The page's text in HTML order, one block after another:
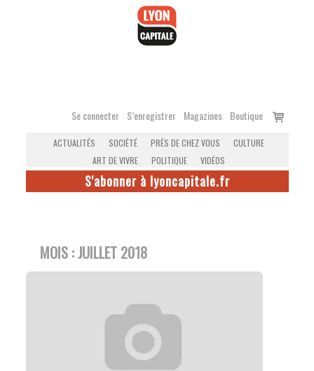
Se connecter S’enregistrer Magazines Boutique
Voir
ACTUALITÉS SOCIÉTÉ PRÈS DE CHEZ VOUS
CULTURE
ART DE VIVRE
POLITIQUE VIDÉOS
S'abonner à lyoncapitale.fr
MOIS :JUILLET 2018